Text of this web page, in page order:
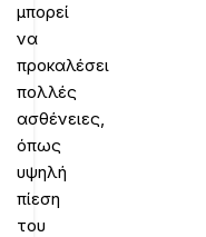
μπορεί
να
προκαλέσει
πολλές
ασθένειες,
όπως
υψηλή
πίεση
του